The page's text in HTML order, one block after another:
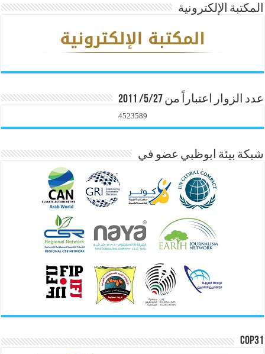
المكتبة الإلكترونية
عدد الزوار اعتباراً من 5/27/ 2011
4523589
شبكة بيئة ابوظبي عضو في
COP31